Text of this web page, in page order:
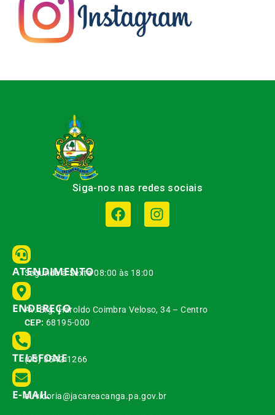
Siga-nos nas redes sociais
ATENDIMENTO
Segunda à Sexta 08:00 às 18:00
ENDEREÇO
Av. Brg. Haroldo Coimbra Veloso, 34 – Centro
CEP: 68195-000
TELEFONE
(93) 3542-1266
E-MAIL
ouvidoria@jacareacanga.pa.gov.br